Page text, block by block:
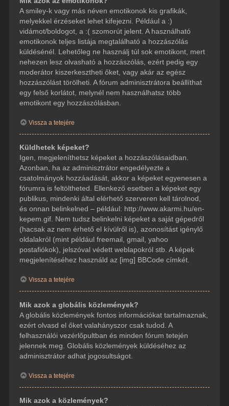
A smiley-k vagy más néven emotikonok kis grafikák,
melyekkel érzéseket lehet kifejezni. Például a :)
vidámot/boldogot, a :( szomorút jelent. A használható
emotikonok teljes listája megtalálható a hozzászólás
küldésénél. Lehetőleg ne használj túl sok emotikont, mert
nehezen lesz olvasható a hozzászólás, ezért pedig egy
moderátor kiszerkesztheti őket, vagy akár az egész
hozzászólást törölheti. A fórum adminisztrátora beállíthat
egy felső korlátot, melynél nem használhatsz több
emotikont egy hozzászólásban.
Vissza a tetejére
Küldhetek képeket?
Igen, megjeleníthetsz képeket a hozzászólásaidban.
Azonban, ha az adminisztrátor engedélyezte a
csatolmányok hozzáadását, akkor a képeket egyenesen a
fórumra is feltöltheted. Ellenkező esetben a képeket egy
publikus, mindenki által elérhető szerveren kell tárolnod,
és onnan belinkelned – például: http://www.akarmi.hu/en-
kepem.gif. Nem tudsz belinkelni képeket a saját gépedről
(hacsak az nem érhető el kívülről is), azonosítást igénylő
oldalakról (mint például freemail, gmail, yahoo
postafiókok), jelszóval védett weblapokról stb. A képek
megjelenítéséhez használd az [img] BBCode címkét.
Vissza a tetejére
Mik azok a globális közlemények?
A globális közlemények fontos információkat tartalmaznak,
ezért olvasd el őket valahányszor csak tudod. A
felhasználói vezérlőpultban és minden fórum tetején
jelennek meg. Globális közlemények küldéséhez az
adminisztrátor adhat jogosultságot.
Vissza a tetejére
Mik azok a közlemények?